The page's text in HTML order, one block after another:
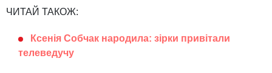
ЧИТАЙ ТАКОЖ:
Ксенія Собчак народила: зірки привітали
телеведучу